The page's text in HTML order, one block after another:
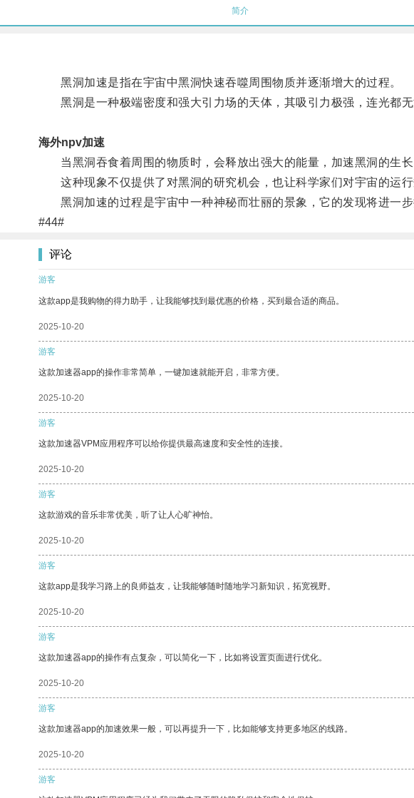
简介
黑洞加速是指在宇宙中黑洞快速吞噬周围物质并逐渐增大的过程。
黑洞是一种极端密度和强大引力场的天体，其吸引力极强，连光都无
海外npv加速
当黑洞吞食着周围的物质时，会释放出强大的能量，加速黑洞的生长
这种现象不仅提供了对黑洞的研究机会，也让科学家们对宇宙的运行
黑洞加速的过程是宇宙中一种神秘而壮丽的景象，它的发现将进一步
#44#
评论
游客
这款app是我购物的得力助手，让我能够找到最优惠的价格，买到最合适的商品。
2025-10-20
游客
这款加速器app的操作非常简单，一键加速就能开启，非常方便。
2025-10-20
游客
这款加速器VPM应用程序可以给你提供最高速度和安全性的连接。
2025-10-20
游客
这款游戏的音乐非常优美，听了让人心旷神怡。
2025-10-20
游客
这款app是我学习路上的良师益友，让我能够随时随地学习新知识，拓宽视野。
2025-10-20
游客
这款加速器app的操作有点复杂，可以简化一下，比如将设置页面进行优化。
2025-10-20
游客
这款加速器app的加速效果一般，可以再提升一下，比如能够支持更多地区的线路。
2025-10-20
游客